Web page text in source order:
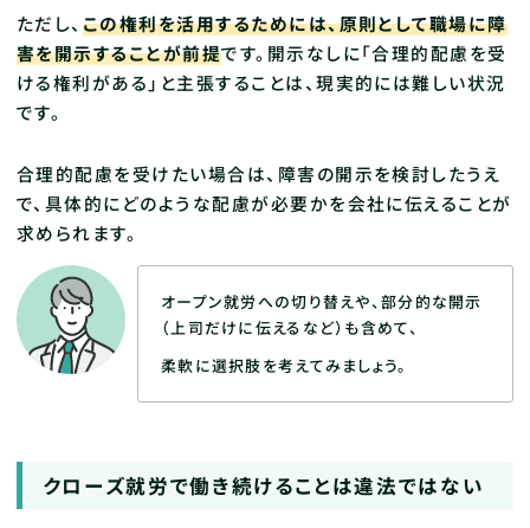
ただし、 この権利を活用するためには、原則として職場に障
害を開示することが前提です。開示なしに「合理的配慮を受
ける権利がある」と主張することは、現実的には難しい状況
です。
合理的配慮を受けたい場合は、障害の開示を検討したうえ
で、具体的にどのような配慮が必要かを会社に伝えることが
求められます。
オープン就労への切り替えや、部分的な開示
（上司だけに伝えるなど）も含めて、
柔軟に選択肢を考えてみましょう。
クローズ就労で働き続けることは違法ではない